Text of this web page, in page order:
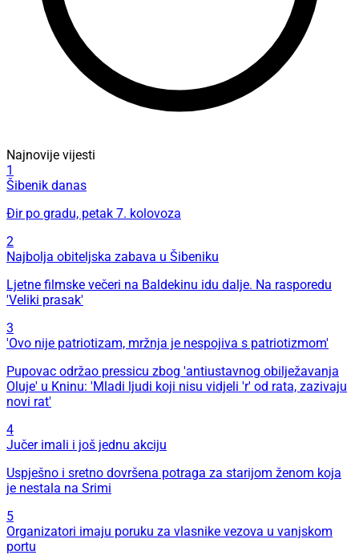
Najnovije vijesti
1
Šibenik danas
Đir po gradu, petak 7. kolovoza
2
Najbolja obiteljska zabava u Šibeniku
Ljetne filmske večeri na Baldekinu idu dalje. Na rasporedu
'Veliki prasak'
3
'Ovo nije patriotizam, mržnja je nespojiva s patriotizmom'
Pupovac održao pressicu zbog 'antiustavnog obilježavanja
Oluje' u Kninu: 'Mladi ljudi koji nisu vidjeli 'r' od rata, zazivaju
novi rat'
4
Jučer imali i još jednu akciju
Uspješno i sretno dovršena potraga za starijom ženom koja
je nestala na Srimi
5
Organizatori imaju poruku za vlasnike vezova u vanjskom
portu